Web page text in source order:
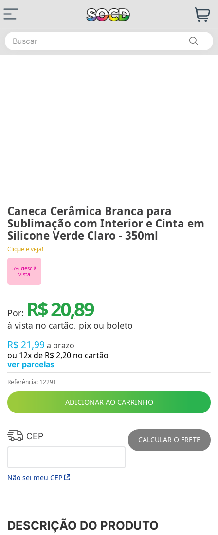
Buscar
Caneca Cerâmica Branca para
Sublimação com Interior e Cinta em
Silicone Verde Claro - 350ml
Clique e veja!
5% desc à
vista
Por: R$ 20,89
à vista no cartão, pix ou boleto
R$ 21,99 a prazo
ou 12x de R$2,20 no cartão
ver parcelas
Referência: 12291
ADICIONAR AO CARRINHO
CEP
Não sei meu CEP
CALCULAR O FRETE
DESCRIÇÃO DO PRODUTO